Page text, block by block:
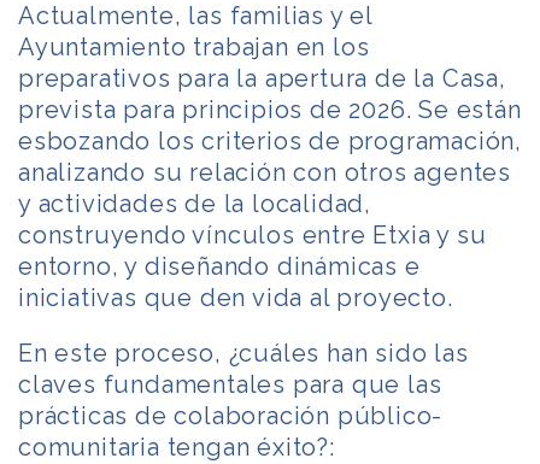
Actualmente, las familias y el
Ayuntamiento trabajan en los
preparativos para la apertura de la Casa,
prevista para principios de 2026. Se están
esbozando los criterios de programación,
analizando su relación con otros agentes
y actividades de la localidad,
construyendo vínculos entre Etxia y su
entorno, y diseñando dinámicas e
iniciativas que den vida al proyecto.
En este proceso, ¿cuáles han sido las
claves fundamentales para que las
prácticas de colaboración público-
comunitaria tengan éxito?: